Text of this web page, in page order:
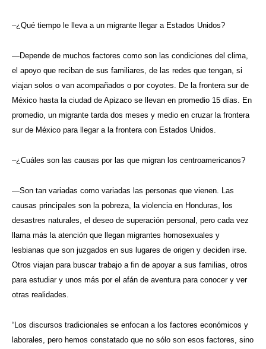
–¿Qué tiempo le lleva a un migrante llegar a Estados Unidos?
—Depende de muchos factores como son las condiciones del clima,
el apoyo que reciban de sus familiares, de las redes que tengan, si
viajan solos o van acompañados o por coyotes. De la frontera sur de
México hasta la ciudad de Apizaco se llevan en promedio 15 días. En
promedio, un migrante tarda dos meses y medio en cruzar la frontera
sur de México para llegar a la frontera con Estados Unidos.
–¿Cuáles son las causas por las que migran los centroamericanos?
—Son tan variadas como variadas las personas que vienen. Las
causas principales son la pobreza, la violencia en Honduras, los
desastres naturales, el deseo de superación personal, pero cada vez
llama más la atención que llegan migrantes homosexuales y
lesbianas que son juzgados en sus lugares de origen y deciden irse.
Otros viajan para buscar trabajo a fin de apoyar a sus familias, otros
para estudiar y unos más por el afán de aventura para conocer y ver
otras realidades.
“Los discursos tradicionales se enfocan a los factores económicos y
laborales, pero hemos constatado que no sólo son esos factores, sino